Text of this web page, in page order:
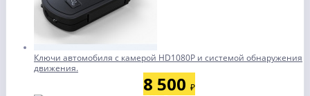
Ключи автомобиля с камерой HD1080P и системой обнаружения
движения.
8 500 ₽